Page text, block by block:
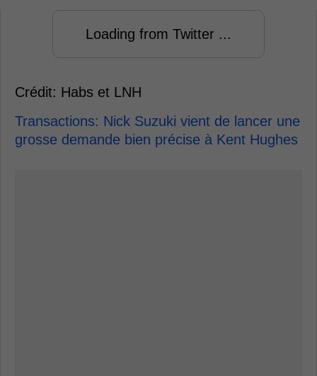
Loading from Twitter ...
Crédit: Habs et LNH
Transactions: Nick Suzuki vient de lancer une
grosse demande bien précise à Kent Hughes